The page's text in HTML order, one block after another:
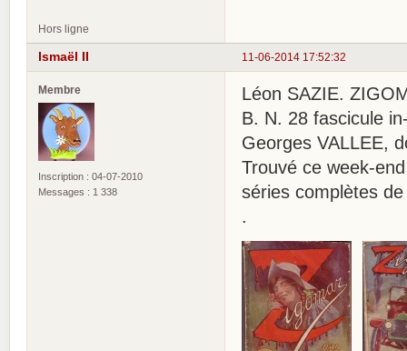
Hors ligne
11-06-2014 17:52:32
Ismaël II
Membre
Inscription : 04-07-2010
Messages : 1 338
Léon SAZIE.
B. N. 28 fascicule
Georges VALLEE,
Trouvé ce week-
séries complètes
.